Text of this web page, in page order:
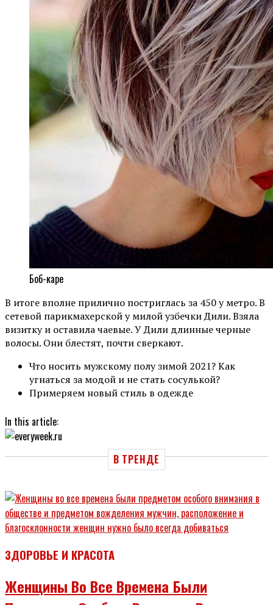
Боб-каре
В итоге вполне прилично постриглась за 450 у метро. В
сетевой парикмахерской у милой узбечки Дили. Взяла
визитку и оставила чаевые. У Дили длинные черные
волосы. Они блестят, почти сверкают.
Что носить мужскому полу зимой 2021? Как
угнаться за модой и не cтать сосулькой?
Примеряем новый стиль в одежде
In this article:
В ТРЕНДЕ
ЗДОРОВЬЕ И КРАСОТА
Женщины Во Все Времена Были